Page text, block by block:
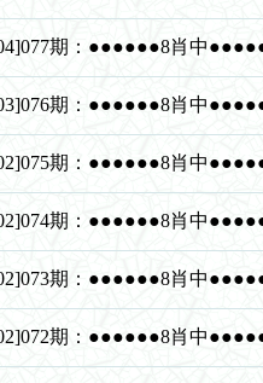
期：●●●●●●8肖中
期：●●●●●●8肖中
期：●●●●●●8肖中
期：●●●●●●8肖中
期：●●●●●●8肖中
期：●●●●●●8肖中